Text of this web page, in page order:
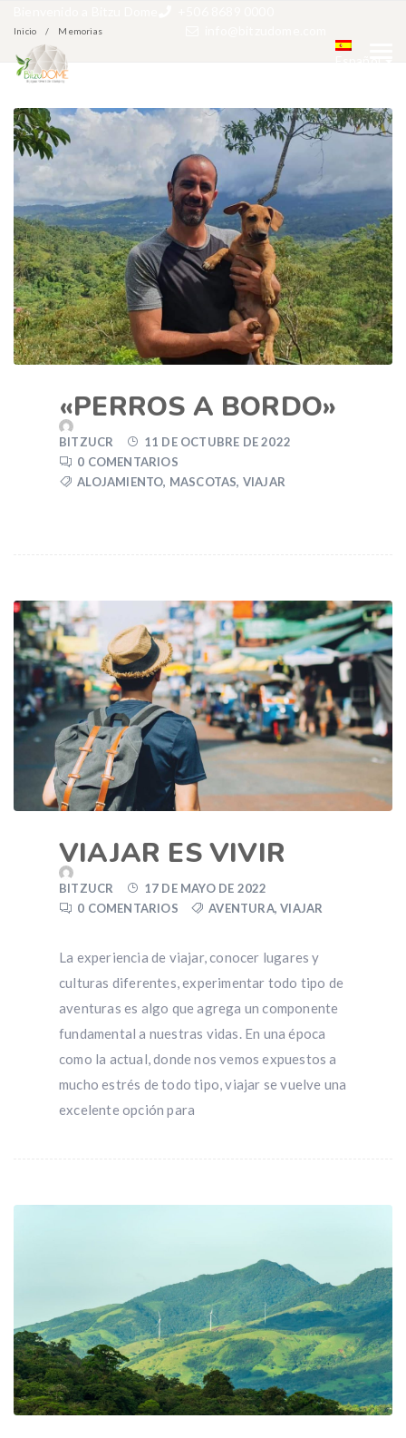
Inicio Memorias
«PERROS A BORDO»
BITZUCR
11 DE OCTUBRE DE 2022
0 COMENTARIOS
ALOJAMIENTO, MASCOTAS, VIAJAR
VIAJAR ES VIVIR
BITZUCR
17 DE MAYO DE 2022
0 COMENTARIOS
AVENTURA,VIAJAR
La experiencia de viajar, conocer lugares y
culturas diferentes, experimentar todo tipo de
aventuras es algo que agrega un componente
fundamental a nuestras vidas. En una época
como la actual, donde nos vemos expuestos a
mucho estrés de todo tipo, viajar se vuelve una
excelente opción para